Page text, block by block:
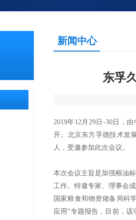
新闻中心
东孚
2019年12月29日 -30日，由
开。北京东方孚德技术发
人，受邀参加此次会议。
本次会议主旨是加强粮油
工作。特邀专家、理事会
国家粮食和物资储备局科
应用”专题报告，目前，